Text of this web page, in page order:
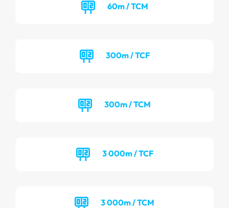
60m / TCM
300m / TCF
300m / TCM
3 000m / TCF
3 000m / TCM